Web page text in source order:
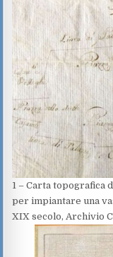
1 – Carta topografica
per impiantare una
XIX secolo, Archivio